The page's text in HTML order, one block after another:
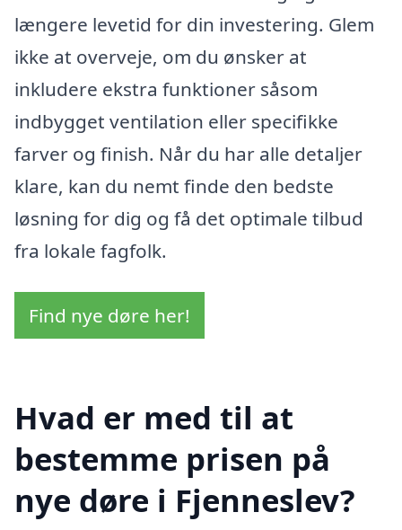
længere levetid for din investering. Glem
ikke at overveje, om du ønsker at
inkludere ekstra funktioner såsom
indbygget ventilation eller specifikke
farver og finish. Når du har alle detaljer
klare, kan du nemt finde den bedste
løsning for dig og få det optimale tilbud
fra lokale fagfolk.
Find nye døre her!
Hvad er med til at
bestemme prisen på
nye døre i Fjenneslev?